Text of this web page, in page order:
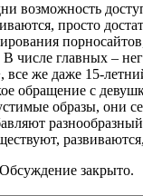
возможность
просто
В числе главных –
все же даже 15-
обращение с
образы, они
Обсуждение закрыто.